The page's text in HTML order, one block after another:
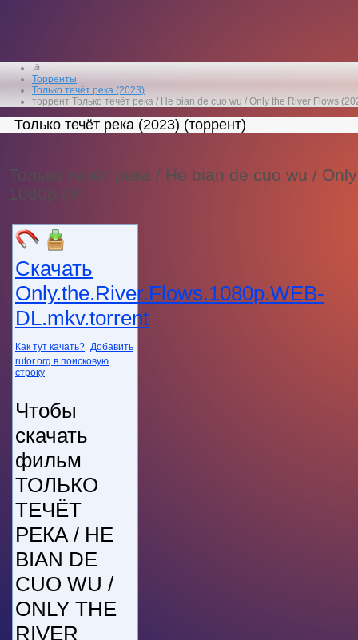
☭
Торренты
Только течёт река (2023)
торрент Только течёт река / He bian de cuo wu / Only the River Flows
Только течёт река (2023) (торрент)
Только течёт река / He bian de cuo wu /
1080p | P
Скачать
Only.the.River.Flows.1080p.WEB-
DL.mkv.torrent
Как тут качать? Добавить
rutor.org в поисковую
строку
Чтобы
скачать
фильм
ТОЛЬКО
ТЕЧЁТ
РЕКА / HE
BIAN DE
CUO WU /
ONLY THE
RIVER